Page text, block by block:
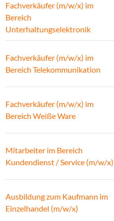
Fachverkäufer (m/w/x) im
Bereich
Unterhaltungselektronik
Fachverkäufer (m/w/x) im
Bereich Telekommunikation
Fachverkäufer (m/w/x) im
Bereich Weiße Ware
Mitarbeiter im Bereich
Kundendienst / Service (m/w/x)
Ausbildung zum Kaufmann im
Einzelhandel (m/w/x)